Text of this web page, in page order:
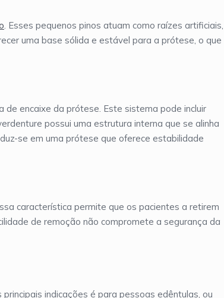
. Esses pequenos pinos atuam como raízes artificiais,
uma base sólida e estável para a prótese, o que
encaixe da prótese. Este sistema pode incluir
possui uma estrutura interna que se alinha
se em uma prótese que oferece estabilidade
característica permite que os pacientes a retirem
de remoção não compromete a segurança da
indicações é para pessoas edêntulas, ou